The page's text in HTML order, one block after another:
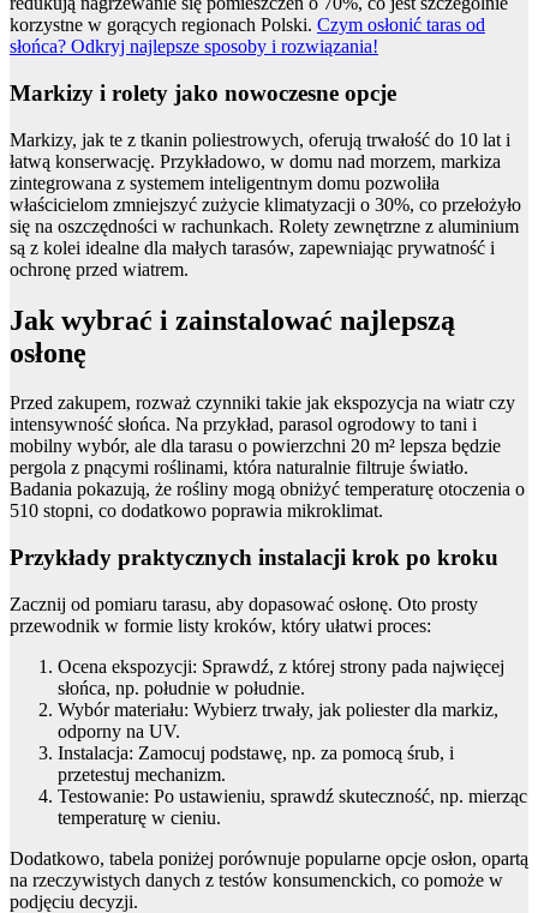
korzystne w gorących regionach Polski. Czym osłonić taras od
słońca? Odkryj najlepsze sposoby i rozwiązania!
Markizy i rolety jako nowoczesne opcje
Markizy, jak te z tkanin poliestrowych, oferują trwałość do 10 lat i
łatwą konserwację. Przykładowo, w domu nad morzem, markiza
zintegrowana z systemem inteligentnym domu pozwoliła
właścicielom zmniejszyć zużycie klimatyzacji o 30%, co przełożyło
się na oszczędności w rachunkach. Rolety zewnętrzne z aluminium
są z kolei idealne dla małych tarasów, zapewniając prywatność i
ochronę przed wiatrem.
Jak wybrać i zainstalować najlepszą
osłonę
Przed zakupem, rozważ czynniki takie jak ekspozycja na wiatr czy
intensywność słońca. Na przykład, parasol ogrodowy to tani i
mobilny wybór, ale dla tarasu o powierzchni 20 m² lepsza będzie
pergola z pnącymi roślinami, która naturalnie filtruje światło.
Badania pokazują, że rośliny mogą obniżyć temperaturę otoczenia o
510 stopni, co dodatkowo poprawia mikroklimat.
Przykłady praktycznych instalacji krok po kroku
Zacznij od pomiaru tarasu, aby dopasować osłonę. Oto prosty
przewodnik w formie listy kroków, który ułatwi proces:
Ocena ekspozycji: Sprawdź, z której strony pada najwięcej
słońca, np. południe w południe.
Wybór materiału: Wybierz trwały, jak poliester dla markiz,
odporny na UV.
Instalacja: Zamocuj podstawę, np. za pomocą śrub, i
przetestuj mechanizm.
Testowanie: Po ustawieniu, sprawdź skuteczność, np. mierząc
temperaturę w cieniu.
Dodatkowo, tabela poniżej porównuje popularne opcje osłon, opartą
na rzeczywistych danych z testów konsumenckich, co pomoże w
podjęciu decyzji.